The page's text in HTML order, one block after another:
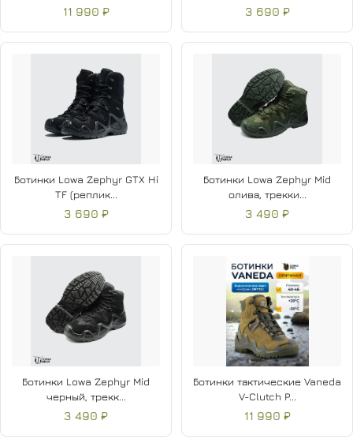
11 990 ₽ 3 690 ₽
Ботинки Lowa Zephyr GTX Hi
TF (реплик...
3 690 ₽
Ботинки Lowa Zephyr Mid
олива, трекки...
3 490 ₽
Ботинки Lowa Zephyr Mid
черный, трекк...
3 490 ₽
Ботинки тактические Vaneda
V-Clutch P...
11 990 ₽